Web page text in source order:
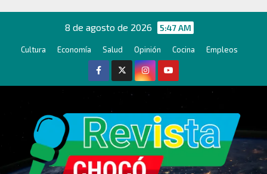
contenido
8 de agosto de 2026 5:47 AM
Cultura Economía Salud Opinión Cocina Empleos